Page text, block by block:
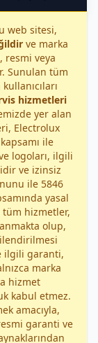
web sitesi,
ve marka
veya
Sunulan tüm
hizmetleri
yer alan
Electrolux
ile
logoları, ilgili
ve izinsiz
ile 5846
yasal
hizmetler,
olup,
ilgili garanti,
marka
hizmet
kabul etmez.
amacıyla,
garanti ve